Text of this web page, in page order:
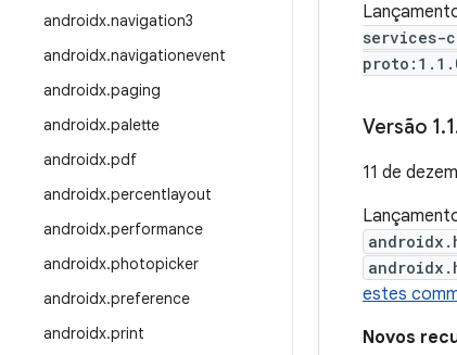
androidx.navigation3
androidx.navigationevent
androidx.paging
androidx.palette
androidx.pdf
androidx.percentlayout
androidx.performance
androidx.photopicker
androidx.preference
androidx.print
services-
Versão 1.1
11 de
estes
Novos